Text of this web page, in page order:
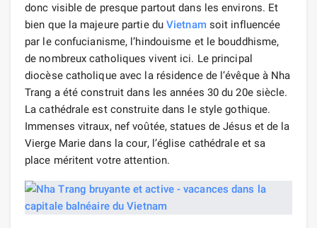
donc visible de presque partout dans les environs. Et
bien que la majeure partie duVietnamsoit influencée
par le confucianisme, l’hindouisme et le bouddhisme,
de nombreux catholiques vivent ici. Le principal
diocèse catholique avec la résidence de l’évêque à Nha
Trang a été construit dans les années 30 du 20e siècle.
La cathédrale est construite dans le style gothique.
Immenses vitraux, nef voûtée, statues de Jésus et de la
Vierge Marie dans la cour, l’église cathédrale et sa
place méritent votre attention.